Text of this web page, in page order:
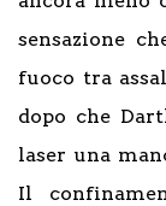
sensazione
fuoco tra
dopo che
laser una
Il